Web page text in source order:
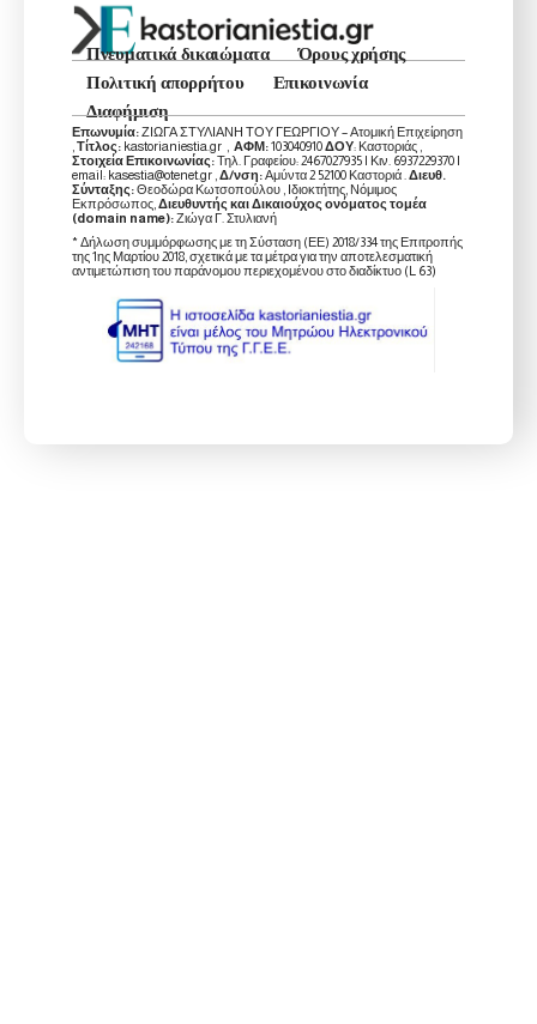
Πνευματικά δικαιώματα
Όρους χρήσης
Πολιτική απορρήτου
Επικοινωνία
Διαφήμιση
Επωνυμία:ΖΙΩΓΑ ΣΤΥΛΙΑΝΗ ΤΟΥ ΓΕΩΡΓΙΟΥ – Ατομική Επιχείρηση
Τίτλος: kastorianiestia.gr , ΑΦΜ:103040910ΔΟΥ: Καστοριάς ,
Στοιχεία Επικοινωνίας:Τηλ. Γραφείου: 2467027935 | Κιν. 6937229370 |
email: kasestia@otenet.gr , Δ/νση:Αμύντα 2 52100 Καστοριά . Διευθ.
Σύνταξης:Θεοδώρα Κωτσοπούλου , Ιδιοκτήτης, Νόμιμος
Εκπρόσωπος, Διευθυντής και Δικαιούχος ονόματος τομέα
(domain name):Ζιώγα Γ. Στυλιανή
* Δήλωση συμμόρφωσης με τη Σύσταση (ΕΕ) 2018/334 της Επιτροπής
της 1ης Μαρτίου 2018, σχετικά με τα μέτρα για την αποτελεσματική
αντιμετώπιση του παράνομου περιεχομένου στο διαδίκτυο (L 63)